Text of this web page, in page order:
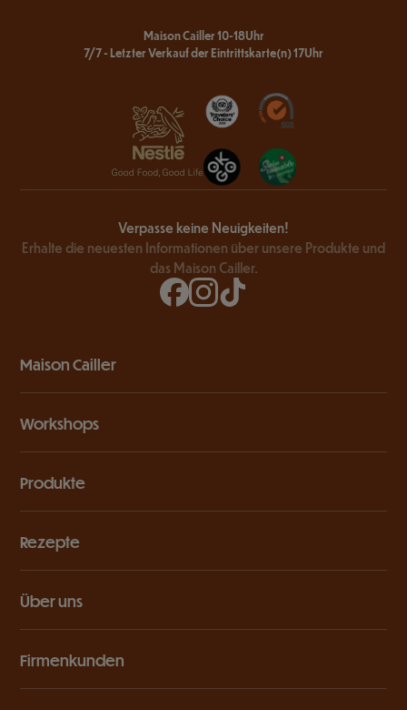
Maison Cailler 10-18Uhr
7/7 - Letzter Verkauf der Eintrittskarte(n) 17Uhr
Verpasse keine Neuigkeiten!
Erhalte die neuesten Informationen über unsere Produkte und
das Maison Cailler.
Maison Cailler
Workshops
Produkte
Rezepte
Über uns
Firmenkunden